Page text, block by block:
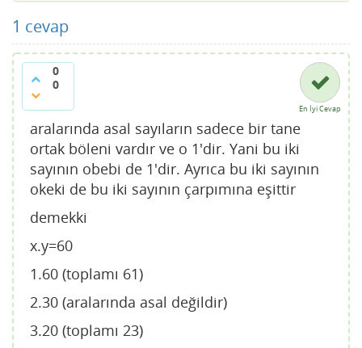
1 cevap
0
0
En İyi Cevap
aralarında asal sayıların sadece bir tane
ortak böleni vardır ve o 1'dir. Yani bu iki
sayının obebi de 1'dir. Ayrıca bu iki sayının
okeki de bu iki sayının çarpımına eşittir
demekki
x.y=60
1.60 (toplamı 61)
2.30 (aralarında asal değildir)
3.20 (toplamı 23)